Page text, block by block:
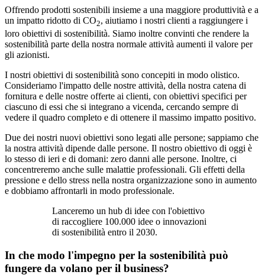
Offrendo prodotti sostenibili insieme a una maggiore produttività e a
un impatto ridotto di CO2, aiutiamo i nostri clienti a raggiungere i
loro obiettivi di sostenibilità. Siamo inoltre convinti che rendere la
sostenibilità parte della nostra normale attività aumenti il valore per
gli azionisti.
I nostri obiettivi di sostenibilità sono concepiti in modo olistico.
Consideriamo l'impatto delle nostre attività, della nostra catena di
fornitura e delle nostre offerte ai clienti, con obiettivi specifici per
ciascuno di essi che si integrano a vicenda, cercando sempre di
vedere il quadro completo e di ottenere il massimo impatto positivo.
Due dei nostri nuovi obiettivi sono legati alle persone; sappiamo che
la nostra attività dipende dalle persone. Il nostro obiettivo di oggi è
lo stesso di ieri e di domani: zero danni alle persone. Inoltre, ci
concentreremo anche sulle malattie professionali. Gli effetti della
pressione e dello stress nella nostra organizzazione sono in aumento
e dobbiamo affrontarli in modo professionale.
Lanceremo un hub di idee con l'obiettivo
di raccogliere 100.000 idee o innovazioni
di sostenibilità entro il 2030.
In che modo l'impegno per la sostenibilità può
fungere da volano per il business?